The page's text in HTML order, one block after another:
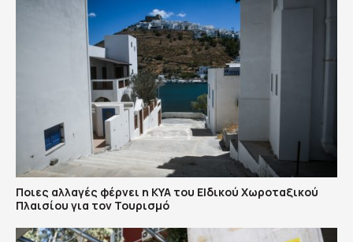
Ποιες αλλαγές φέρνει η ΚΥΑ του ΕΙδικού Χωροταξικού
Πλαισίου για τον Τουρισμό